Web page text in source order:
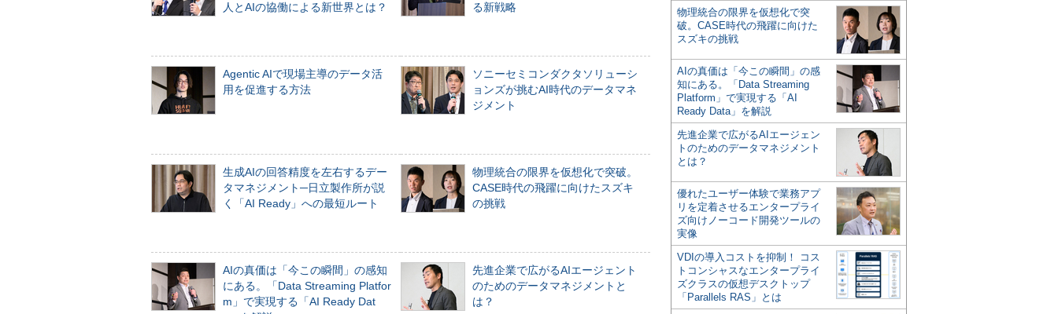
人とAIの協働による新世界とは？
る新戦略
Agentic AIで現場主導のデータ活
用を促進する方法
ソニーセミコンダクタソリューシ
ョンズが挑むAI時代のデータマネ
ジメント
生成AIの回答精度を左右するデー
タマネジメント─日立製作所が説
く「AI Ready」への最短ルート
物理統合の限界を仮想化で突破。
CASE時代の飛躍に向けたスズキ
の挑戦
AIの真価は「今この瞬間」の感知
にある。「Data Streaming Platfor
m」で実現する「AI Ready Dat
先進企業で広がるAIエージェント
のためのデータマネジメントと
は？
物理統合の限界を仮想化で突
破。CASE時代の飛躍に向けた
スズキの挑戦
AIの真価は「今この瞬間」の感
知にある。「Data Streaming
Platform」で実現する「AI
Ready Data」を解説
先進企業で広がるAIエージェン
トのためのデータマネジメント
とは？
優れたユーザー体験で業務アプ
リを定着させるエンタープライ
ズ向けノーコード開発ツールの
実像
VDIの導入コストを抑制！ コス
トコンシャスなエンタープライ
ズクラスの仮想デスクトップ
「Parallels RAS」とは